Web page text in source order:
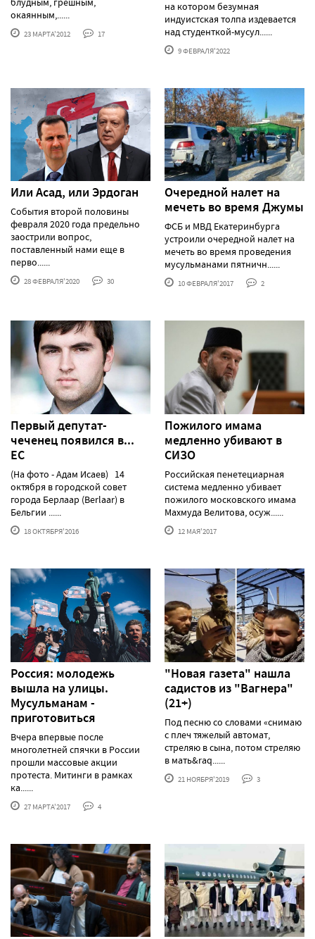
окаянным,......
23 МАРТА'2012 17
на котором безумная
индуистская толпа издевается
над студенткой-мусул......
9 ФЕВРАЛЯ'2022
Или Асад, или Эрдоган
События второй половины
февраля 2020 года предельно
заострили вопрос,
поставленный нами еще в
перво......
28 ФЕВРАЛЯ'2020 30
Очередной налет на
мечеть во время Джумы
ФСБ и МВД Екатеринбурга
устроили очередной налет на
мечеть во время проведения
мусульманами пятничн......
10 ФЕВРАЛЯ'2017 2
Первый депутат-
чеченец появился в...
ЕС
(На фото - Адам Исаев) 14
октября в городской совет
города Берлаар (Berlaar) в
Бельгии ......
18 ОКТЯБРЯ'2016
Пожилого имама
медленно убивают в
СИЗО
Российская пенетециарная
система медленно убивает
пожилого московского имама
Махмуда Велитова, осуж......
12 МАЯ'2017
Россия: молодежь
вышла на улицы.
Мусульманам -
приготовиться
Вчера впервые после
многолетней спячки в России
прошли массовые акции
протеста. Митинги в рамках
ка......
27 МАРТА'2017 4
"Новая газета" нашла
садистов из "Вагнера"
(21+)
Под песню со словами «снимаю
с плеч тяжелый автомат,
стреляю в сына, потом стреляю
в мать&raq......
21 НОЯБРЯ'2019 3